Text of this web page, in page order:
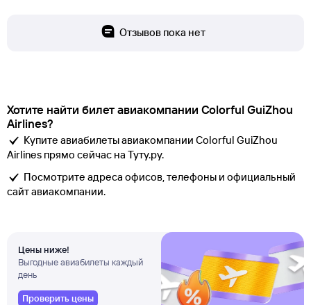
Отзывов пока нет
Хотите найти билет авиакомпании Colorful GuiZhou
Airlines?
Купите авиабилеты авиакомпании Colorful GuiZhou
Airlines прямо сейчас на Туту.ру.
Посмотрите адреса офисов, телефоны и официальный
сайт авиакомпании.
Цены ниже!
Выгодные авиабилеты каждый
день
Проверить цены